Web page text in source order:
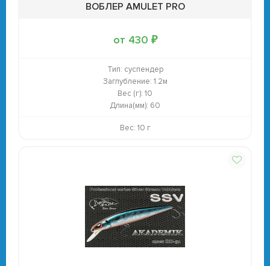
ВОБЛЕР AMULET PRO
от 430 ₽
Тип: суспендер
Заглубление: 1.2м
Вес (г): 10
Длина(мм): 60
Вес: 10 г